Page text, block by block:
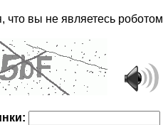
что вы не являетесь роботом